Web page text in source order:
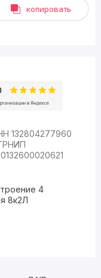
копировать
132804277960
4
8к2Л